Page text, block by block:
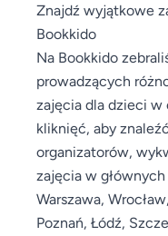
Znajdź wyjątkowe
Bookkido
Na Bookkido
prowadzących
zajęcia dla dzieci w
kliknięć, aby
organizatorów,
zajęcia w
Warszawa,
Poznań, Łódź,